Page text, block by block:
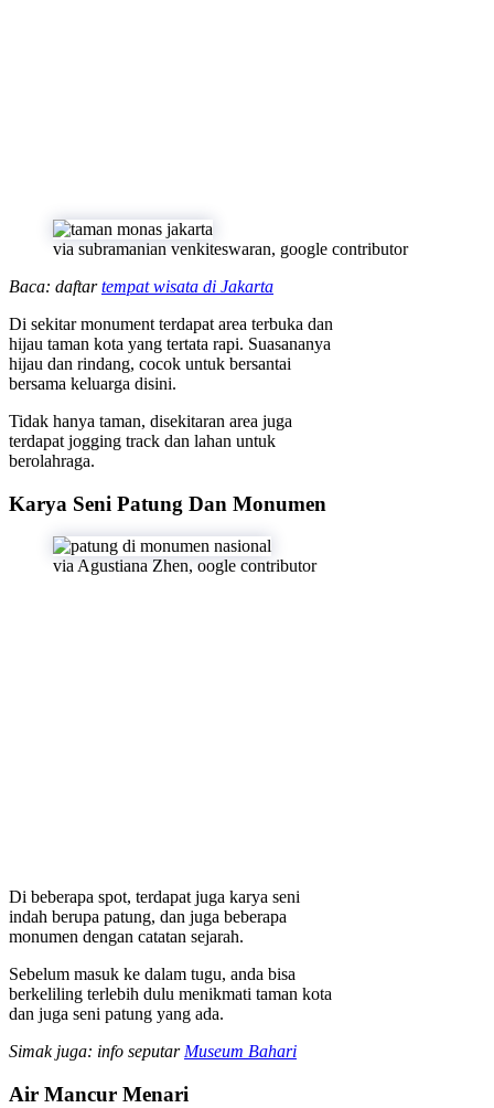
via subramanian venkiteswaran, google contributor
Baca: daftartempat wisata di Jakarta
Di sekitar monument terdapat area terbuka dan
hijau taman kota yang tertata rapi. Suasananya
hijau dan rindang, cocok untuk bersantai
bersama keluarga disini.
Tidak hanya taman, disekitaran area juga
terdapat jogging track dan lahan untuk
berolahraga.
Karya Seni Patung Dan Monumen
via Agustiana Zhen, oogle contributor
Di beberapa spot, terdapat juga karya seni
indah berupa patung, dan juga beberapa
monumen dengan catatan sejarah.
Sebelum masuk ke dalam tugu, anda bisa
berkeliling terlebih dulu menikmati taman kota
dan juga seni patung yang ada.
Simak juga: info seputarMuseum Bahari
Air Mancur Menari